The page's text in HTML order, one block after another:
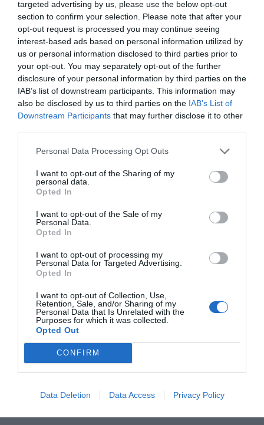
targeted advertising by us, please use the below opt-out
section to confirm your selection. Please note that after your
opt-out request is processed you may continue seeing
interest-based ads based on personal information utilized by
us or personal information disclosed to third parties prior to
your opt-out. You may separately opt-out of the further
disclosure of your personal information by third parties on the
IAB’s list of downstream participants. This information may
also be disclosed by us to third parties on the IAB’s List of
Downstream Participants that may further disclose it to other
Personal Data Processing Opt Outs
I want to opt-out of the Sharing of my
personal data.
Opted In
I want to opt-out of the Sale of my
Personal Data.
Opted In
I want to opt-out of processing my
Personal Data for Targeted Advertising.
Opted In
I want to opt-out of Collection, Use,
Retention, Sale, and/or Sharing of my
Personal Data that Is Unrelated with the
Purposes for which it was collected.
Opted Out
CONFIRM
Data Deletion Data Access Privacy Policy